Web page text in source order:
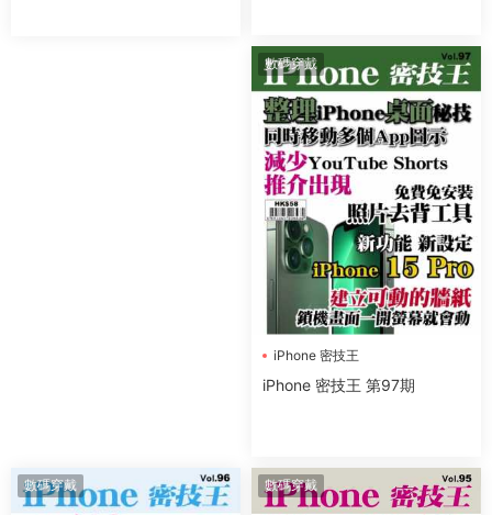
數碼穿戴
iPhone 密技王
iPhone 密技王 第97期
數碼穿戴 數碼穿戴